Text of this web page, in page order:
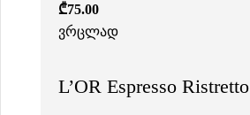
₾75.00
ვრცლად
L’OR Espresso Ristretto